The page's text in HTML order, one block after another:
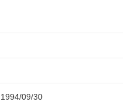
1994/09/30